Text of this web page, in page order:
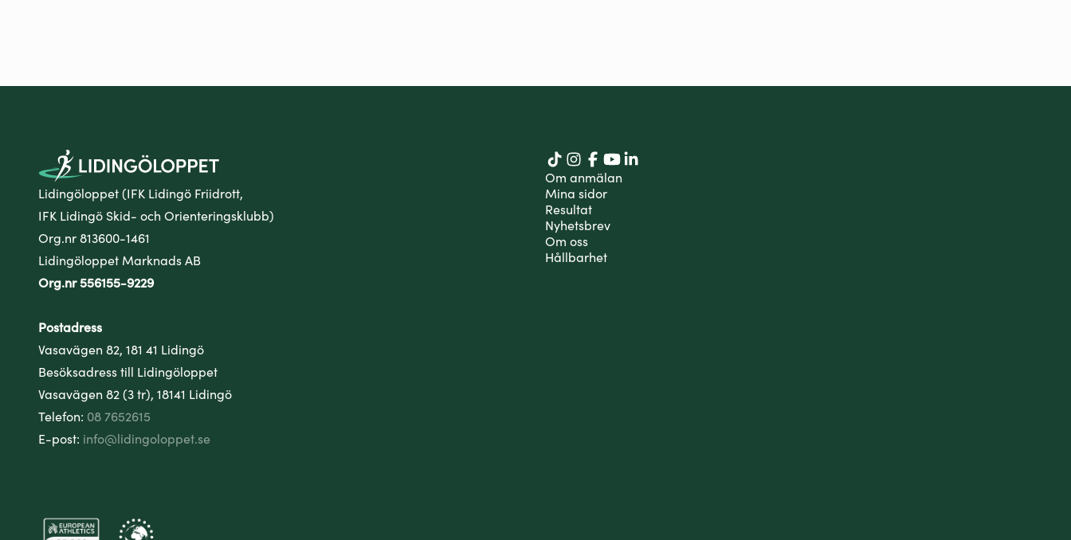
Lidingöloppet (IFK Lidingö Friidrott,
IFK Lidingö Skid- och Orienteringsklubb)
Org.nr 813600-1461
Lidingöloppet Marknads AB
Org.nr 556155-9229
Postadress
Vasavägen 82, 181 41 Lidingö
Besöksadress till Lidingöloppet
Vasavägen 82 (3 tr), 18141 Lidingö
Telefon: 08 7652615
E-post: info@lidingoloppet.se
Om anmälan
Mina sidor
Resultat
Nyhetsbrev
Om oss
Hållbarhet